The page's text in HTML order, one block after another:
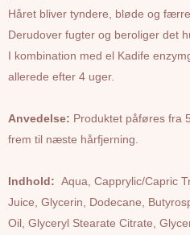
Håret bliver tyndere, bløde og færre.
Derudover fugter og beroliger det
I kombination med el Kadife
allerede efter 4 uger.
Anvedelse: Produktet påføres fra
frem til næste hårfjerning.
Indhold: Aqua, Capprylic/Capric
Juice, Glycerin, Dodecane,
Oil, Glyceryl Stearate Citrate,